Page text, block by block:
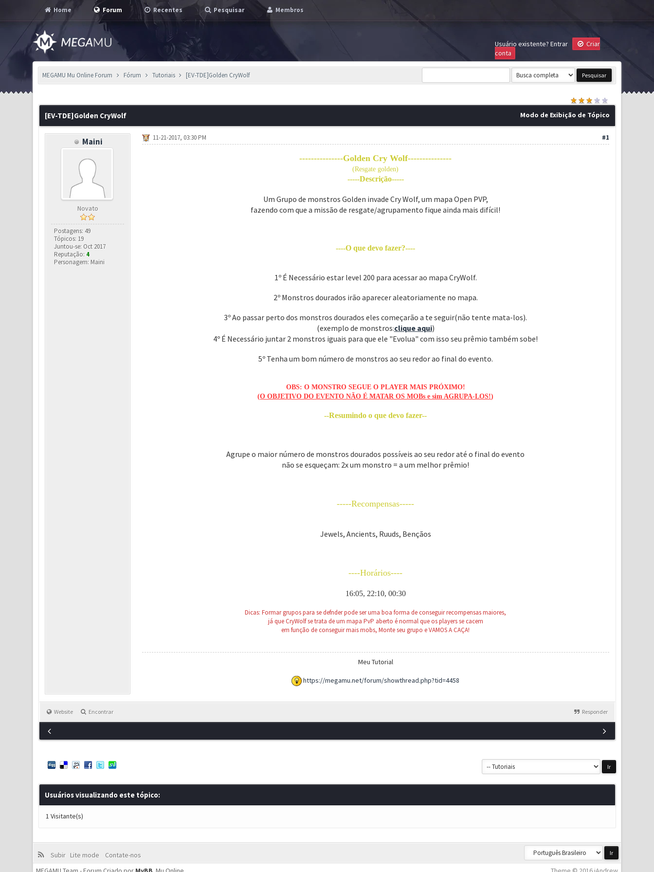
Home Forum Recentes Pesquisar Membros
Usuário existente? Entrar
Criar
conta
MEGAMU Mu Online Forum Fórum Tutoriais [EV-TDE]Golden CryWolf
Modo de Exibição de Tópico
[EV-TDE]Golden CryWolf
Maini
Novato
Postagens: 49
Tópicos: 19
Juntou-se: Oct 2017
Reputação: 4
Personagem: Maini
#1
11-21-2017, 03:30 PM
---------------Golden Cry Wolf---------------
(Resgate golden)
-----Descrição-----
Um Grupo de monstros Golden invade Cry Wolf, um mapa Open PVP,
fazendo com que a missão de resgate/agrupamento fique ainda mais difícil!
----O que devo fazer?----
1º É Necessário estar level 200 para acessar ao mapa CryWolf.
2º Monstros dourados irão aparecer aleatoriamente no mapa.
3º Ao passar perto dos monstros dourados eles começarão a te seguir(não tente mata-los).
(exemplo de monstros:clique aqui)
4º É Necessário juntar 2 monstros iguais para que ele "Evolua" com isso seu prêmio também sobe!
5º Tenha um bom número de monstros ao seu redor ao final do evento.
OBS: O MONSTRO SEGUE O PLAYER MAIS PRÓXIMO!
(O OBJETIVO DO EVENTO NÃO É MATAR OS MOBs e sim AGRUPA-LOS!)
--Resumindo o que devo fazer--
Agrupe o maior número de monstros dourados possíveis ao seu redor até o final do evento
não se esqueçam: 2x um monstro = a um melhor prêmio!
-----Recompensas-----
Jewels, Ancients, Ruuds, Bençãos
----Horários----
16:05, 22:10, 00:30
Dicas: Formar grupos para se defnder pode ser uma boa forma de conseguir recompensas maiores,
já que CryWolf se trata de um mapa PvP aberto é normal que os players se cacem
em função de conseguir mais mobs, Monte seu grupo e VAMOS A CAÇA!
Meu Tutorial
https://megamu.net/forum/showthread.php?tid=4458
Website Encontrar Responder
Usuários visualizando este tópico:
1 Visitante(s)
Subir Lite mode
Contate-nos